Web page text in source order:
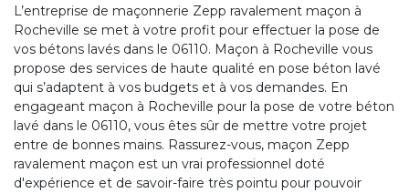
L’entreprise de maçonnerie Zepp ravalement maçon à
Rocheville se met à votre profit pour effectuer la pose de
vos bétons lavés dans le 06110. Maçon à Rocheville vous
propose des services de haute qualité en pose béton lavé
qui s’adaptent à vos budgets et à vos demandes. En
engageant maçon à Rocheville pour la pose de votre béton
lavé dans le 06110, vous êtes sûr de mettre votre projet
entre de bonnes mains. Rassurez-vous, maçon Zepp
ravalement maçon est un vrai professionnel doté
d'expérience et de savoir-faire très pointu pour pouvoir